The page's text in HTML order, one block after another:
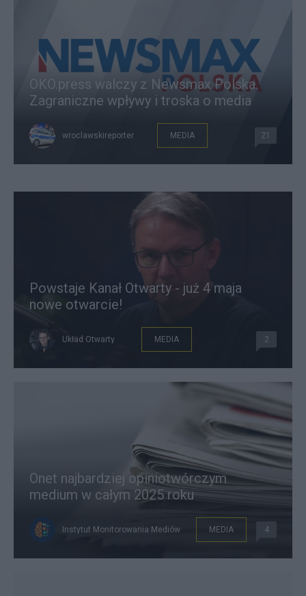
OKO.press walczy z Newsmax Polska.
Zagraniczne wpływy i troska o media
wroclawskireporter MEDIA 21
Powstaje Kanał Otwarty - już 4 maja
nowe otwarcie!
Układ Otwarty MEDIA 2
Onet najbardziej opiniotwórczym
medium w całym 2025 roku
Instytut Monitorowania Mediów MEDIA 4